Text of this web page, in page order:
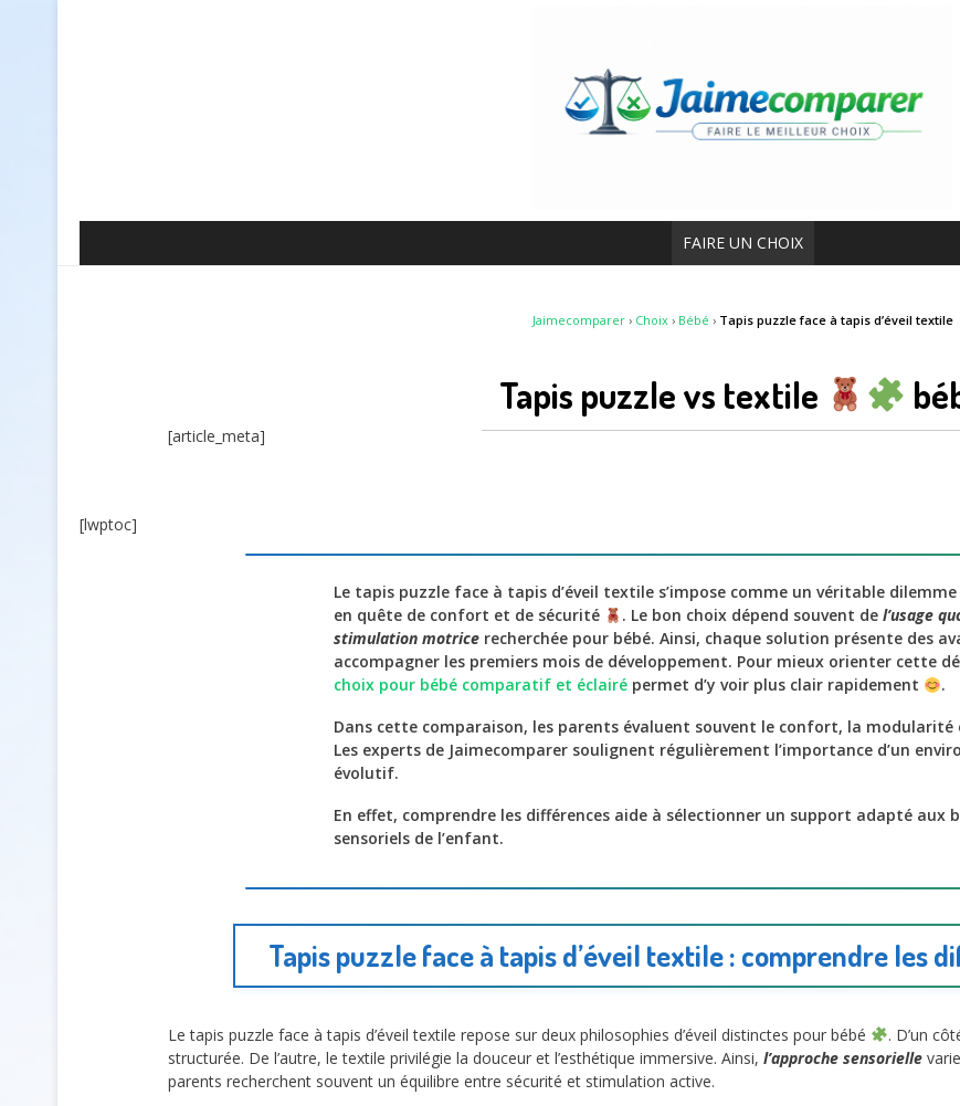
FAIRE UN CHOIX
Jaimecomparer› Choix› Bébé › Tapis puzzle face à tapis d’éveil textile
Tapis puzzle vs textile
[article_meta]
[lwptoc]
Le tapis puzzle face à tapis d’éveil textile s’impose comme un véritable
en quête de confort et de sécurité
. Le bon choix dépend souvent de l’usage
stimulation motrice recherchée pour bébé. Ainsi, chaque solution présente des
accompagner les premiers mois de développement. Pour mieux orienter cette
choix pour bébé comparatif et éclairé permet d’y voir plus clair rapidement
.
Dans cette comparaison, les parents évaluent souvent le confort, la
Les experts de Jaimecomparer soulignent régulièrement l’importance d’un
évolutif.
En effet, comprendre les différences aide à sélectionner un support adapté aux
sensoriels de l’enfant.
Tapis puzzle face à tapis d’éveil textile : comprendre les
Le tapis puzzle face à tapis d’éveil textile repose sur deux philosophies d’éveil distinctes pour bébé
. D’un
structurée. De l’autre, le textile privilégie la douceur et l’esthétique immersive. Ainsi, l’approche sensorielle
parents recherchent souvent un équilibre entre sécurité et stimulation active.